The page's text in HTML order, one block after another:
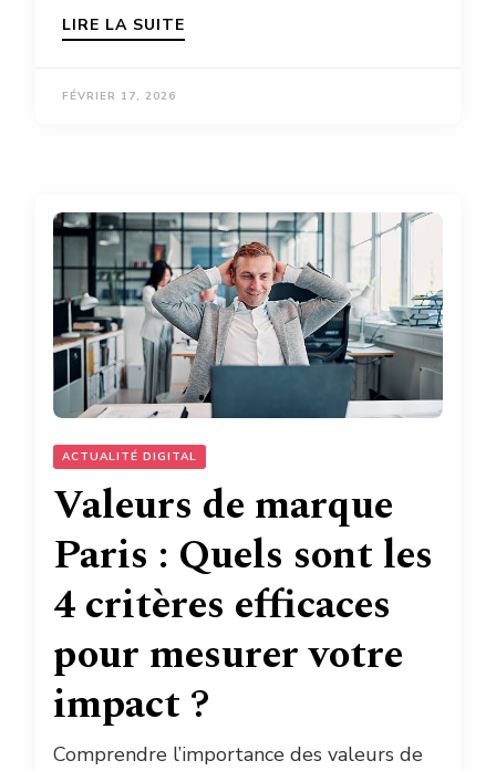
LIRE LA SUITE
FÉVRIER 17, 2026
ACTUALITÉ DIGITAL
Valeurs de marque
Paris : Quels sont les
4 critères efficaces
pour mesurer votre
impact ?
Comprendre l’importance des valeurs de